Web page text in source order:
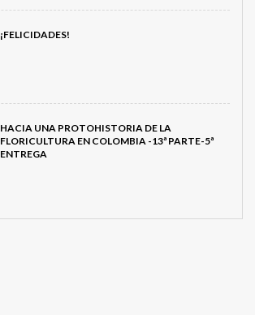
¡FELICIDADES!
HACIA UNA PROTOHISTORIA DE LA
FLORICULTURA EN COLOMBIA -13ª PARTE-5ª
ENTREGA